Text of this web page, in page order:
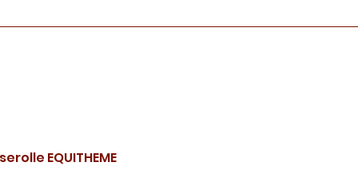
EQUITHEME